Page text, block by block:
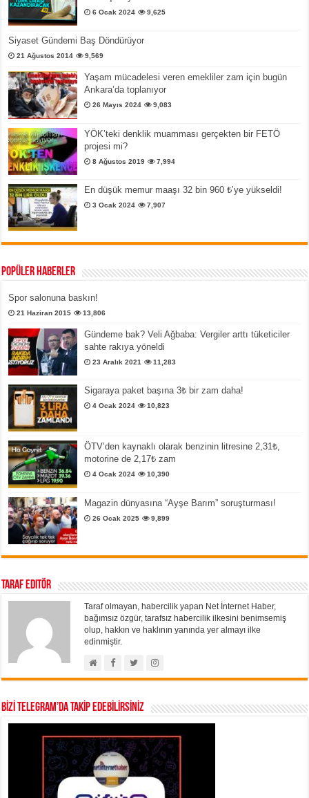
6 Ocak 2024 9,625
Siyaset Gündemi Baş Döndürüyor
21 Ağustos 2014 9,569
Yaşam mücadelesi veren emekliler zam için bugün
Ankara’da toplanıyor
26 Mayıs 2024 9,083
YÖK’teki denklik muamması gerçekten bir FETÖ
projesi mi?
8 Ağustos 2019 7,994
En düşük memur maaşı 32 bin 960 ₺’ye yükseldi!
3 Ocak 2024 7,907
Popüler Haberler
Spor salonuna baskın!
21 Haziran 2015 13,806
Gündeme bak? Veli Ağbaba: Vergiler arttı tüketiciler
sahte rakıya yöneldi
23 Aralık 2021 11,283
Sigaraya paket başına 3₺ bir zam daha!
4 Ocak 2024 10,823
ÖTV’den kaynaklı olarak benzinin litresine 2,31₺,
motorine de 2,17₺ zam
4 Ocak 2024 10,390
Magazin dünyasına “Ayşe Barım” soruşturması!
26 Ocak 2025 9,899
Taraf Editör
Taraf olmayan, habercilik yapan Net İnternet Haber,
bağımsız özgür, tarafsız habercilik ilkesini benimsemiş
olup, hakkın ve haklının yanında yer almayı ilke
edinmiştir.
BİZİ TELEGRAM’DA TAKİP EDEBİLİRSİNİZ